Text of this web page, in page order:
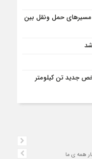
مسيرهاى حمل ونقل بين
جدید تن کیلومتر
همه ی ما